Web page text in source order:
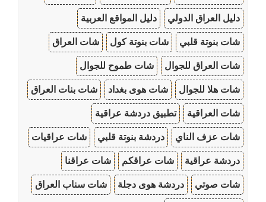
دليل العراق الدولي دليل المواقع العربية
شات بنوتة قلبي شات بنوتة كول شات العراق
شات العراق للجوال شات طموح للجوال
شات هلا للجوال شات هوى بغداد شات بنات العراق
شات العراقية تطبيق دردشة عراقية
شات عزف الناي دردشة بنوتة قلبي شات عراقيات
دردشة عراقية شات عراقكم شات عراقنا
شات صوتي دردشة هوى دجلة شات سناب العراق